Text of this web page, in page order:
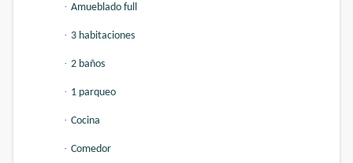
· Amueblado full
· 3 habitaciones
· 2 baños
· 1 parqueo
· Cocina
· Comedor